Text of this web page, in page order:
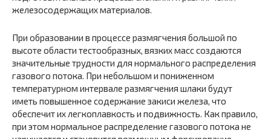
железосодержащих материалов.
При образовании в процессе размягчения большой по
высоте области тестообразных, вязких масс создаются
значительные трудности для нормального распределения
газового потока. При небольшом и пониженном
температурном интервале размягчения шлаки будут
иметь повышенное содержание закиси железа, что
обеспечит их легкоплавкость и подвижность. Как правило,
при этом нормальное распределение газового потока не